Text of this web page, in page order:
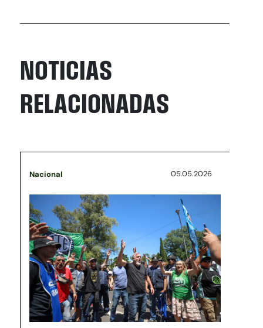
NOTICIAS
RELACIONADAS
Nacional 05.05.2026